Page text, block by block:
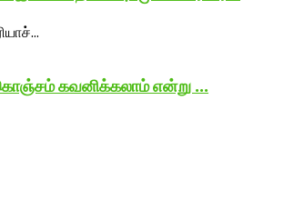
கவனிக்கலாம் என்று ...